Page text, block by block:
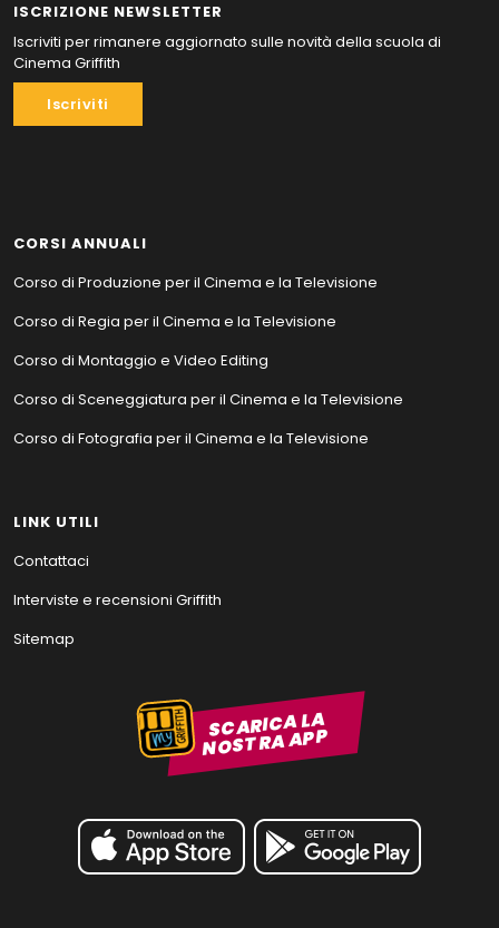
ISCRIZIONE NEWSLETTER
Iscriviti per rimanere aggiornato sulle novità della scuola di
Cinema Griffith
Iscriviti
CORSI ANNUALI
Corso di Produzione per il Cinema e la Televisione
Corso di Regia per il Cinema e la Televisione
Corso di Montaggio e Video Editing
Corso di Sceneggiatura per il Cinema e la Televisione
Corso di Fotografia per il Cinema e la Televisione
LINK UTILI
Contattaci
Interviste e recensioni Griffith
Sitemap
SCARICA LA
NOSTRA APP